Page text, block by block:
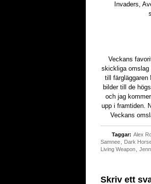
Invaders,
Veckans
skickliga omslag
till
bilder till de
och jag
upp i framtiden.
Veckans
Taggar: Alex
Samnee
Dark
Living Weapon
Skriv ett